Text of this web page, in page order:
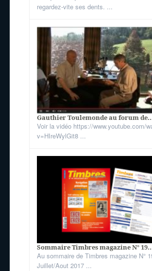
regardez-vite ses dents. ...
Gauthier Toulemonde au forum
Voir la vidéo https://www.youtube.com/
v=HIreWylGit8 ...
Sommaire Timbres magazine N°
Au sommaire de Timbres magazine N°
Juillet/Aout 2017 ...